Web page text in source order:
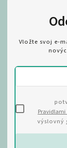
Vložte svoj e-
výslovný